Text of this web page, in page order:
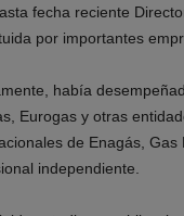
fecha reciente
por importantes
había
Eurogas y otras
de Enagás,
independiente.